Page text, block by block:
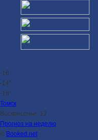
-16
-14°
-18°
Томск
Воскресенье, 12
Прогноз на неделю
© Booked.net